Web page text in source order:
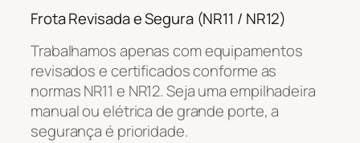
Frota Revisada e Segura (NR11 / NR12)
Trabalhamos apenas com equipamentos
revisados e certificados conforme as
normas NR11 e NR12. Seja uma empilhadeira
manual ou elétrica de grande porte, a
segurança é prioridade.